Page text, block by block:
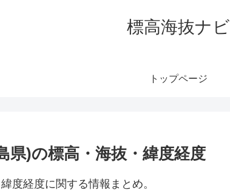
標高海抜ナビ
トップページ
県)の標高・海抜・緯度経度
度経度に関する情報まとめ。